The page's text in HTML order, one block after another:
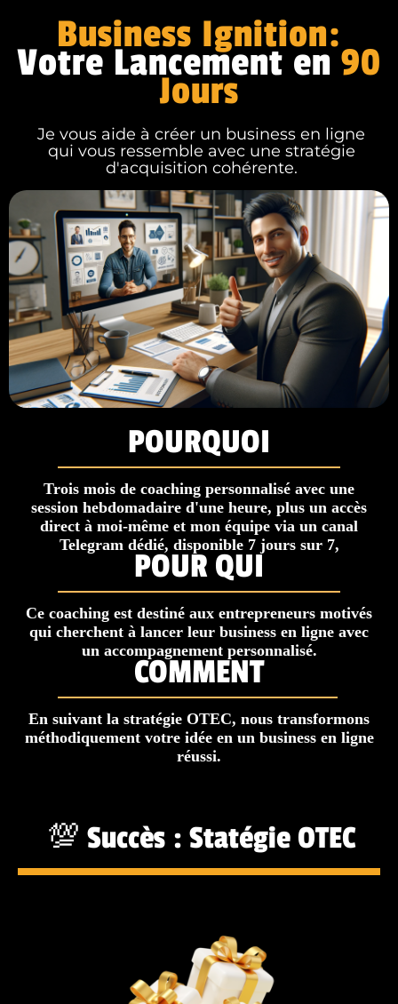
Business Ignition:
Votre Lancement en 90
Jours
Je vous aide à créer un business en ligne
qui vous ressemble avec une stratégie
d'acquisition cohérente.
POURQUOI
Trois mois de coaching personnalisé avec une
session hebdomadaire d'une heure, plus un accès
direct à moi-même et mon équipe via un canal
Telegram dédié, disponible 7 jours sur 7,
POUR QUI
Ce coaching est destiné aux entrepreneurs motivés
qui cherchent à lancer leur business en ligne avec
un accompagnement personnalisé.
COMMENT
En suivant la stratégie OTEC, nous transformons
méthodiquement votre idée en un business en ligne
réussi.
💯 Succès : Statégie OTEC